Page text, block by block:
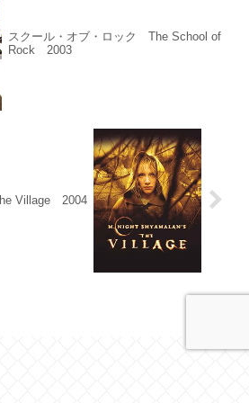
スクール・オブ・ロック The School of
Rock 2003
Village 2004